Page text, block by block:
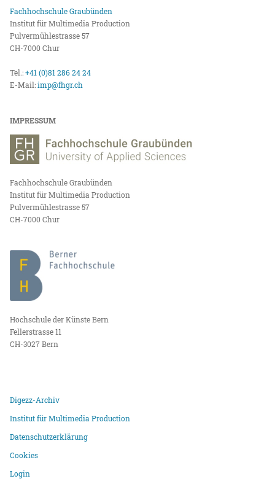
Fachhochschule Graubünden
Institut für Multimedia Production
Pulvermühlestrasse 57
CH-7000 Chur
Tel.:+41 (0)81 286 24 24
E-Mail:imp@fhgr.ch
IMPRESSUM
Fachhochschule Graubünden
Institut für Multimedia Production
Pulvermühlestrasse 57
CH-7000 Chur
Hochschule der Künste Bern
Fellerstrasse 11
CH-3027 Bern
Digezz-Archiv
Institut für Multimedia Production
Datenschutzerklärung
Cookies
Login